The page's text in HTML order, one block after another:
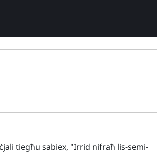
tiegħu sabiex, "Irrid nifraħ lis-semi-